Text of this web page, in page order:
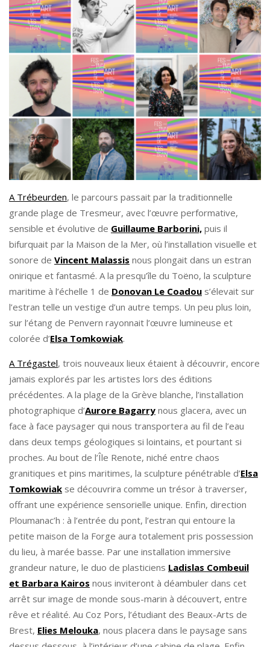
A Trébeurden, le parcours passait par la traditionnelle
grande plage de Tresmeur, avec l’œuvre performative,
sensible et évolutive de Guillaume Barborini, puis il
bifurquait par la Maison de la Mer, où l’installation visuelle et
sonore de Vincent Malassis nous plongait dans un estran
onirique et fantasmé. A la presqu’île du Toëno, la sculpture
maritime à l’échelle 1 de Donovan Le Coadou s’élevait sur
l’estran telle un vestige d’un autre temps. Un peu plus loin,
sur l’étang de Penvern rayonnait l’œuvre lumineuse et
colorée d’Elsa Tomkowiak.
A Trégastel, trois nouveaux lieux étaient à découvrir, encore
jamais explorés par les artistes lors des éditions
précédentes. A la plage de la Grève blanche, l’installation
photographique d’Aurore Bagarry nous glacera, avec un
face à face paysager qui nous transportera au fil de l’eau
dans deux temps géologiques si lointains, et pourtant si
proches. Au bout de l’Île Renote, niché entre chaos
granitiques et pins maritimes, la sculpture pénétrable d’Elsa
Tomkowiak se découvrira comme un trésor à traverser,
offrant une expérience sensorielle unique. Enfin, direction
Ploumanac’h : à l’entrée du pont, l’estran qui entoure la
petite maison de la Forge aura totalement pris possession
du lieu, à marée basse. Par une installation immersive
grandeur nature, le duo de plasticiens Ladislas Combeuil
et Barbara Kairos nous inviteront à déambuler dans cet
arrêt sur image de monde sous-marin à découvert, entre
rêve et réalité. Au Coz Pors, l’étudiant des Beaux-Arts de
Brest, Elies Melouka, nous placera dans le paysage sans